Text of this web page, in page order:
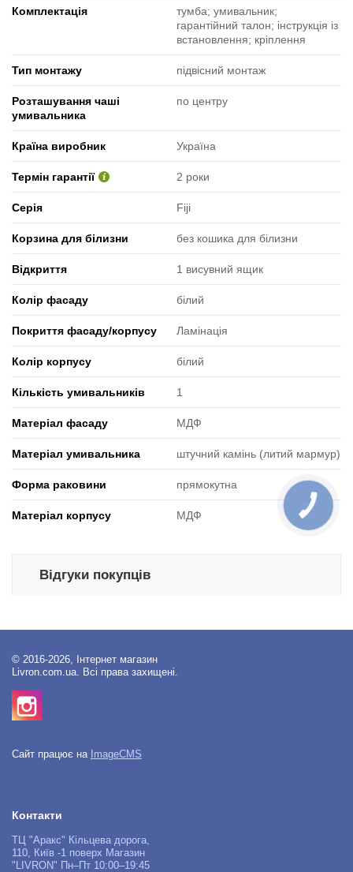
Комплектація
тумба; умивальник;
гарантійний талон; інструкція із
встановлення; кріплення
Тип монтажу підвісний монтаж
Розташування чаші
умивальника
по центру
Країна виробник Україна
Термін гарантії 2 роки
Серія Fiji
Корзина для білизни без кошика для білизни
Відкриття 1 висувний ящик
Колір фасаду білий
Покриття фасаду/корпусу Ламінація
Колір корпусу білий
Кількість умивальників 1
Матеріал фасаду МДФ
Матеріал умивальника штучний камінь (литий мармур)
Форма раковини прямокутна
Матеріал корпусу МДФ
Відгуки покупців
© 2016-2026, Інтернет магазин
Livron.com.ua. Всі права захищені.
Сайт працює на ImageCMS
Контакти
ТЦ "Аракс" Кільцева дорога,
110, Київ -1 поверх Магазин
"LIVRON" Пн–Пт 10:00–19:45
КНОПКА
ЗВ'ЯЗКУ